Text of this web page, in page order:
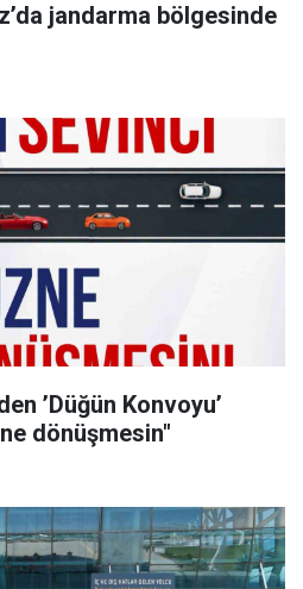
jandarma bölgesinde
’Düğün Konvoyu’
dönüşmesin"